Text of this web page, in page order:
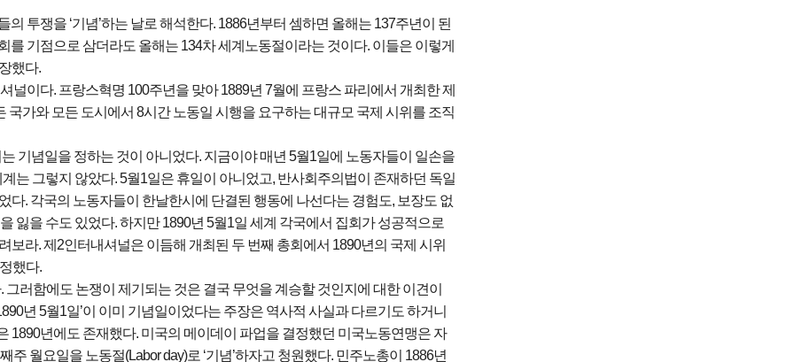
투쟁을 ‘기념’하는 날로 해석한다. 1886년부터 셈하면 올해는 137주년이 된
를 기점으로 삼더라도 올해는 134차 세계노동절이라는 것이다. 이들은 이렇게
했다.
이다. 프랑스혁명 100주년을 맞아 1889년 7월에 프랑스 파리에서 개최한 제
가와 모든 도시에서 8시간 노동일 시행을 요구하는 대규모 국제 시위를 조직
기념일을 정하는 것이 아니었다. 지금이야 매년 5월1일에 노동자들이 일손을
는 그렇지 않았다. 5월1일은 휴일이 아니었고, 반사회주의법이 존재하던 독일
. 각국의 노동자들이 한날한시에 단결된 행동에 나선다는 경험도, 보장도 없
잃을 수도 있었다. 하지만 1890년 5월1일 세계 각국에서 집회가 성공적으로
라. 제2인터내셔널은 이듬해 개최된 두 번째 총회에서 1890년의 국제 시위
했다.
러함에도 논쟁이 제기되는 것은 결국 무엇을 계승할 것인지에 대한 이견이
년 5월1일’이 이미 기념일이었다는 주장은 역사적 사실과 다르기도 하거니
1890년에도 존재했다. 미국의 메이데이 파업을 결정했던 미국노동연맹은 자
주 월요일을 노동절(Labor day)로 ‘기념’하자고 청원했다. 민주노총이 1886년